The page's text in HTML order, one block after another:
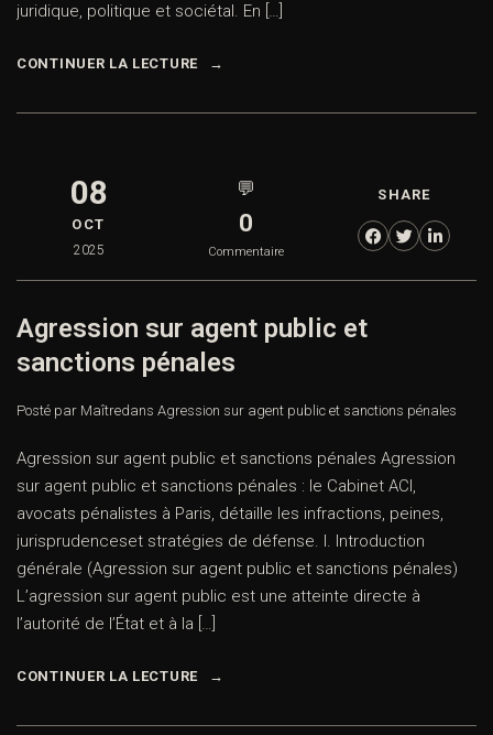
juridique, politique et sociétal. En […]
CONTINUER LA LECTURE
08
OCT
2025
💬
0
Commentaire
SHARE
Agression sur agent public et
sanctions pénales
Posté par Maîtredans Agression sur agent public et sanctions pénales
Agression sur agent public et sanctions pénales Agression
sur agent public et sanctions pénales : le Cabinet ACI,
avocats pénalistes à Paris, détaille les infractions, peines,
jurisprudenceset stratégies de défense. I. Introduction
générale (Agression sur agent public et sanctions pénales)
L’agression sur agent public est une atteinte directe à
l’autorité de l’État et à la […]
CONTINUER LA LECTURE